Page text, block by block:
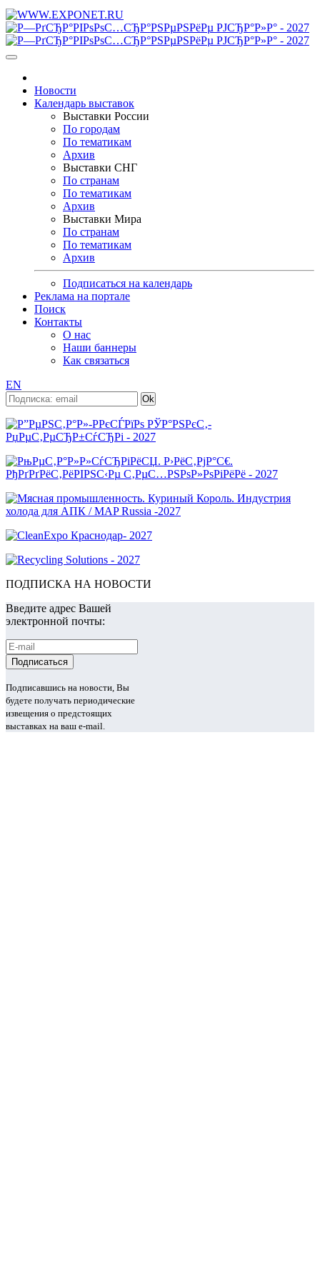
Новости
Календарь выставок
Выставки России
По городам
По тематикам
Архив
Выставки СНГ
По странам
По тематикам
Архив
Выставки Мира
По странам
По тематикам
Архив
Подписаться на календарь
Реклама на портале
Поиск
Контакты
О нас
Наши баннеры
Как связаться
EN
ПОДПИСКА НА НОВОСТИ
Введите адрес Вашей
электронной почты:
Подписавшись на новости, Вы
будете получать периодические
извещения о предстоящих
выставках на ваш e-mail.